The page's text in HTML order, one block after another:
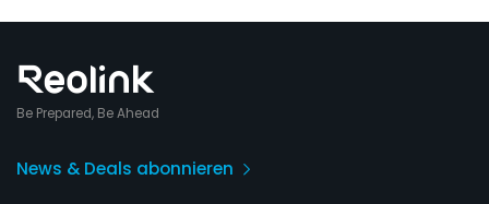
Be Prepared, Be Ahead
News & Deals abonnieren